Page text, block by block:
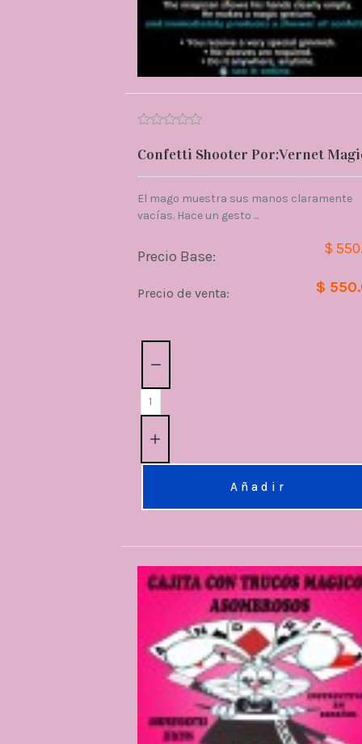
Confetti Shooter Por:Vernet
El mago muestra sus manos claramente
vacías. Hace un gesto ...
Precio Base: $
Precio de venta: $
Añadir